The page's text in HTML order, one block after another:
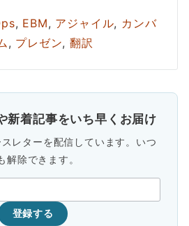
, EBM, アジャイル, カンバ
, プレゼン,翻訳
新着記事をいち早くお届け
レターを配信しています。いつ
解除できます。
登録する